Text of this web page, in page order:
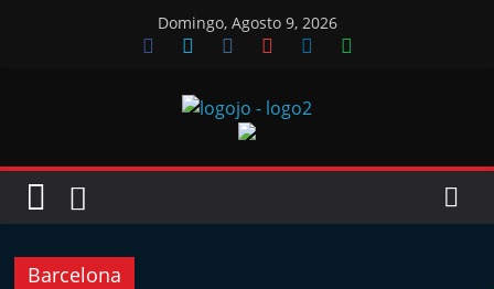
Domingo, Agosto 9, 2026
Jornal
Barcelona